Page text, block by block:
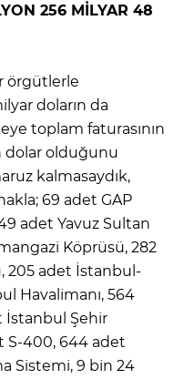
256 MİLYAR 48
örgütlerle
doların da
toplam faturasının
dolar olduğunu
kalmasaydık,
69 adet GAP
adet Yavuz Sultan
Köprüsü, 282
205 adet İstanbul-
Havalimanı, 564
İstanbul Şehir
S-400, 644 adet
Sistemi, 9 bin 24